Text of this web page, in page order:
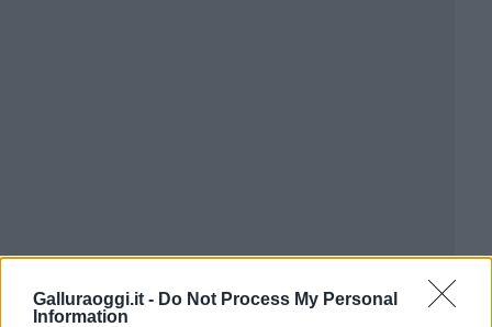
Galluraoggi.it - Do Not Process My Personal
Information